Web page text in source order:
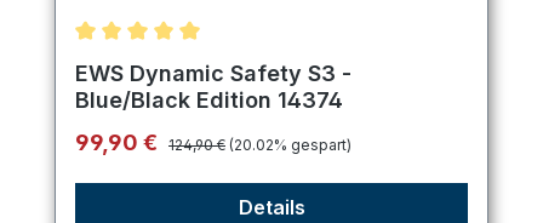
Durchschnittliche Bewertung von 5 von 5 Sternen
EWS Dynamic Safety S3 -
Blue/Black Edition 14374
Verkaufspreis:
99,90 € Regulärer Preis:
124,90 € (20.02% gespart)
Details